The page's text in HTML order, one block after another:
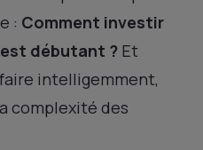
: Comment investir
débutant ? Et
intelligemment,
complexité des